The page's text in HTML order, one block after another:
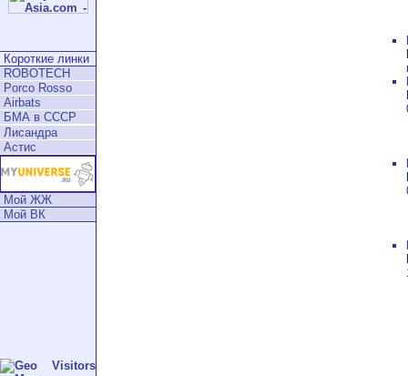
Короткие линки
ROBOTECH
Porco Rosso
Airbats
БМА в СССР
Лисандра
Астис
Мой ЖЖ
Мой ВК